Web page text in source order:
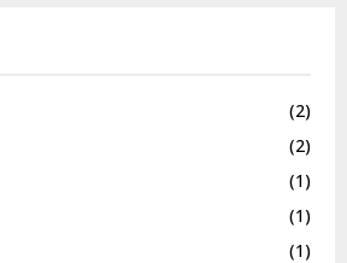
(2)
(2)
(1)
(1)
(1)